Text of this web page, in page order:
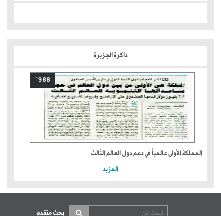
ذاكرة الجزيرة
1988
المملكة الأولى عالمياً في دعم دول العالم الثالث
المزيد
بحث متقدم